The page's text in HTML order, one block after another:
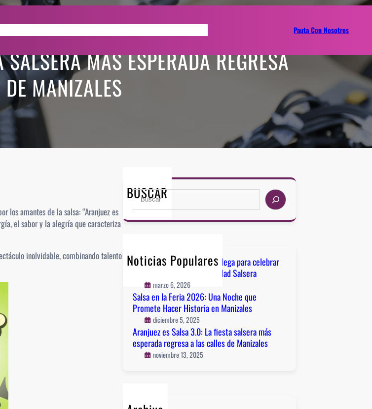
Pauta Con Nosotros
MÁS ESPERADA REGRESA
MANIZALES
los amantes de la salsa: “Aranjuez es
el sabor y la alegría que caracteriza
inolvidable, combinando talento
BUSCAR
S
e
a
h
Noticias Populares
Alcobiza: La salsa del amor llega para celebrar
el aniversario de la Comunidad Salsera
marzo 6, 2026
Salsa en la Feria 2026: Una Noche que
Promete Hacer Historia en Manizales
diciembre 5, 2025
Aranjuez es Salsa 3.0: La fiesta salsera más
esperada regresa a las calles de Manizales
noviembre 13, 2025